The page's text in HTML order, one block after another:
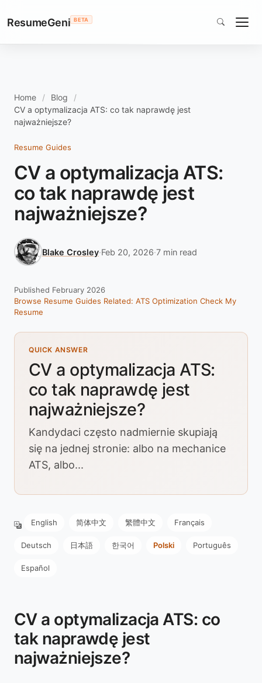
ResumeGeni BETA
Home
Blog
CV a optymalizacja ATS: co tak naprawdę jest
najważniejsze?
Resume Guides
CV a optymalizacja ATS:
co tak naprawdę jest
najważniejsze?
Blake Crosley·Feb 20, 2026·7 min read
Published February 2026
Browse Resume Guides Related: ATS Optimization Check My
Resume
QUICK ANSWER
CV a optymalizacja ATS:
co tak naprawdę jest
najważniejsze?
Kandydaci często nadmiernie skupiają
się na jednej stronie: albo na mechanice
ATS, albo...
English 简体中文 繁體中文 Français
Deutsch 日本語 한국어 Polski Português
Español
CV a optymalizacja ATS: co
tak naprawdę jest
najważniejsze?